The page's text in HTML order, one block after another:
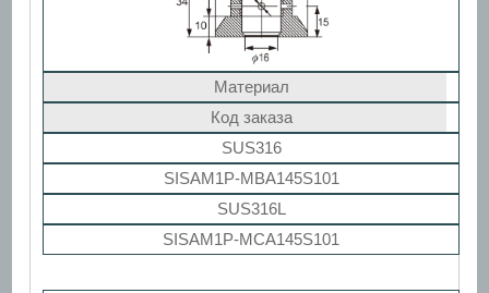
Материал
Код заказа
SUS316
SISAM1P-MBA145S101
SUS316L
SISAM1P-MCA145S101